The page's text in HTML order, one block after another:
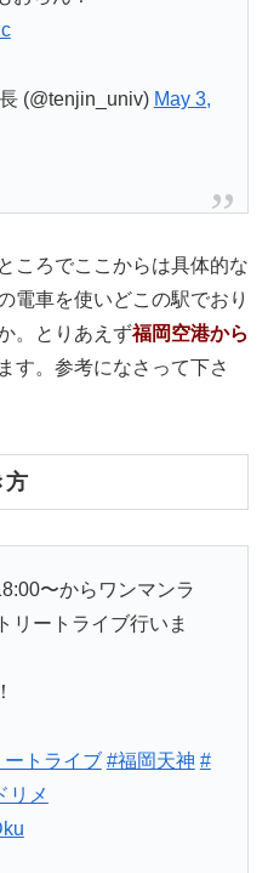
(@tenjin_univ) May 3,
ころでここからは具体的な
電車を使いどこの駅でおり
。とりあえず福岡空港から
す。参考になさって下さ
方
〜からワンマンラ
リートライブ行いま
ートライブ #福岡天神 #
リメ